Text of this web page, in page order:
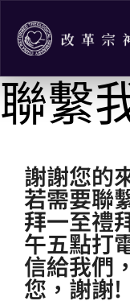
聯繫
謝謝您的
若需要聯
拜一至禮
午五點打
信給我們
您，謝謝!